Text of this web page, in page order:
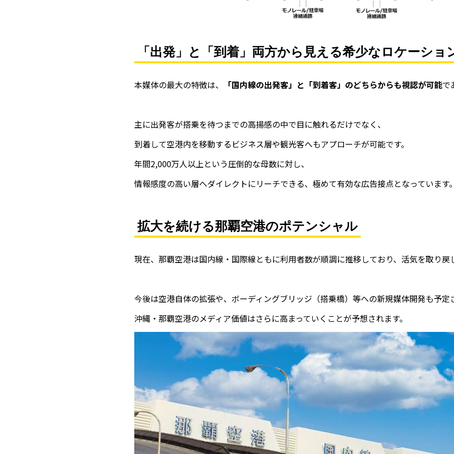
「出発」と「到着」両方から見える希少なロケーショ
本媒体の最大の特徴は、 「国内線の出発客」と「到着客」のどちらからも視認が可能で
主に出発客が搭乗を待つまでの高揚感の中で目に触れるだけでなく、
到着して空港内を移動するビジネス層や観光客へもアプローチが可能です。
年間2,000万人以上という圧倒的な母数に対し、
情報感度の高い層へダイレクトにリーチできる、極めて有効な広告接点となっています。
拡大を続ける那覇空港のポテンシャル
現在、那覇空港は国内線・国際線ともに利用者数が順調に推移しており、活気を取り戻
今後は空港自体の拡張や、ボーディングブリッジ（搭乗橋）等への新規媒体開発も予定
沖縄・那覇空港のメディア価値はさらに高まっていくことが予想されます。